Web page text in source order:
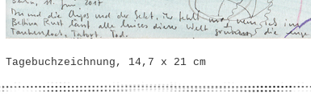
Tagebuchzeichnung, 14,7 x 21 cm